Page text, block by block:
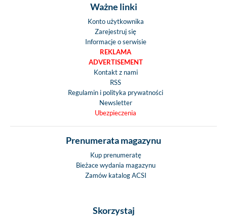
Ważne linki
Konto użytkownika
Zarejestruj się
Informacje o serwisie
REKLAMA
ADVERTISEMENT
Kontakt z nami
RSS
Regulamin i polityka prywatności
Newsletter
Ubezpieczenia
Prenumerata magazynu
Kup prenumeratę
Bieżace wydania magazynu
Zamów katalog ACSI
Skorzystaj